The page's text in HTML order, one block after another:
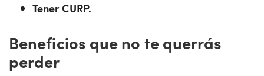
Tener CURP.
Beneficios que no te querrás
perder